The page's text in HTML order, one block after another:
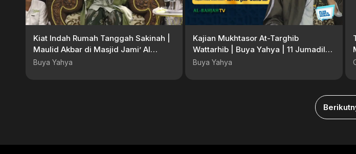
Kiat Indah Rumah Tanggah Sakinah |
Maulid Akbar di Masjid Jami’ Al
Furqon Bekasi | Buya Yahya
Buya Yahya
Kajian Mukhtasor At-Targhib
Wattarhib | Buya Yahya | 11 Jumadil
Awal 1447 H / 2 November 2025 M
Buya Yahya